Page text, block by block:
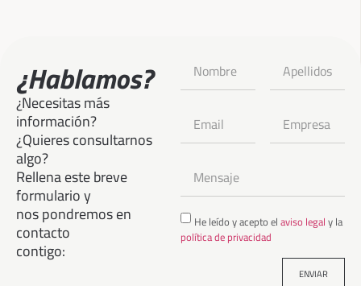
¿Hablamos?
¿Necesitas más
información?
¿Quieres consultarnos
algo?
Rellena este breve
formulario y
nos pondremos en
contacto
contigo:
He leído y acepto elaviso legaly la
política de privacidad
ENVIAR